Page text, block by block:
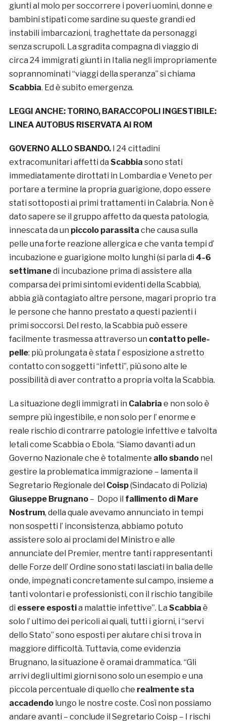
giunti al molo per soccorrere i poveri uomini, donne e
bambini stipati come sardine su queste grandi ed
instabili imbarcazioni, traghettate da personaggi
senza scrupoli. La sgradita compagna di viaggio di
circa 24 immigrati giunti in Italia negli impropriamente
soprannominati “viaggi della speranza” si chiama
Scabbia. Ed è subito emergenza.
LEGGI ANCHE: TORINO, BARACCOPOLI INGESTIBILE:
LINEA AUTOBUS RISERVATA AI ROM
GOVERNO ALLO SBANDO.I 24 cittadini
extracomunitari affetti da Scabbia sono stati
immediatamente dirottati in Lombardia e Veneto per
portare a termine la propria guarigione, dopo essere
stati sottoposti ai primi trattamenti in Calabria. Non è
dato sapere se il gruppo affetto da questa patologia,
innescata da un piccolo parassita che causa sulla
pelle una forte reazione allergica e che vanta tempi d’
incubazione e guarigione molto lunghi (si parla di 4-6
settimanedi incubazione prima di assistere alla
comparsa dei primi sintomi evidenti della Scabbia),
abbia già contagiato altre persone, magari proprio tra
le persone che hanno prestato a questi pazienti i
primi soccorsi. Del resto, la Scabbia può essere
facilmente trasmessa attraverso un contatto pelle-
pelle: più prolungata è stata l’ esposizione a stretto
contatto con soggetti “infetti”, più sono alte le
possibilità di aver contratto a propria volta la Scabbia.
La situazione degli immigrati in Calabria e non solo è
sempre più ingestibile, e non solo per l’ enorme e
reale rischio di contrarre patologie infettive e talvolta
letali come Scabbia o Ebola. “Siamo davanti ad un
Governo Nazionale che è totalmente allo sbandonel
gestire la problematica immigrazione – lamenta il
Segretario Regionale del Coisp(Sindacato di Polizia)
Giuseppe Brugnano– Dopo il fallimento di Mare
Nostrum, della quale avevamo annunciato in tempi
non sospetti l’ inconsistenza, abbiamo potuto
assistere solo ai proclami del Ministro e alle
annunciate del Premier, mentre tanti rappresentanti
delle Forze dell’ Ordine sono stati lasciati in balia delle
onde, impegnati concretamente sul campo, insieme a
tanti volontari e professionisti, con il rischio tangibile
di essere espostia malattie infettive”. La Scabbia è
solo l’ ultimo dei pericoli ai quali, tutti i giorni, i “servi
dello Stato” sono esposti per aiutare chi si trova in
maggiore difficoltà. Tuttavia, come evidenzia
Brugnano, la situazione è oramai drammatica. “Gli
arrivi degli ultimi giorni sono solo un esempio e una
piccola percentuale di quello che realmente sta
accadendolungo le nostre coste. Così non possiamo
andare avanti – conclude il Segretario Coisp – I rischi